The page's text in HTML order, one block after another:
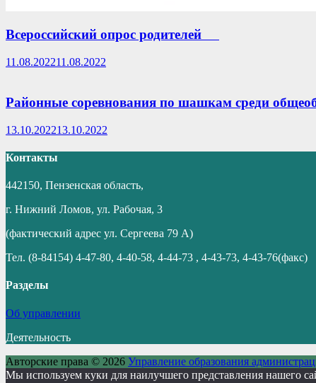
Всероссийский опрос родителей
11.08.202211.08.2022
Районные соревнования по шашкам среди
13.10.202213.10.2022
Контакты
442150, Пензенская область,
г. Нижний Ломов, ул. Рабочая, 3
(фактический адрес ул. Сергеева 79 А)
Тел. (8-84154) 4-47-80, 4-40-58, 4-44-73 , 4-43-73, 4-43-76(факс)
Разделы
Об управлении
Деятельность
Авторские права © 2026 Управление образования
Мы используем куки для наилучшего представления нашего